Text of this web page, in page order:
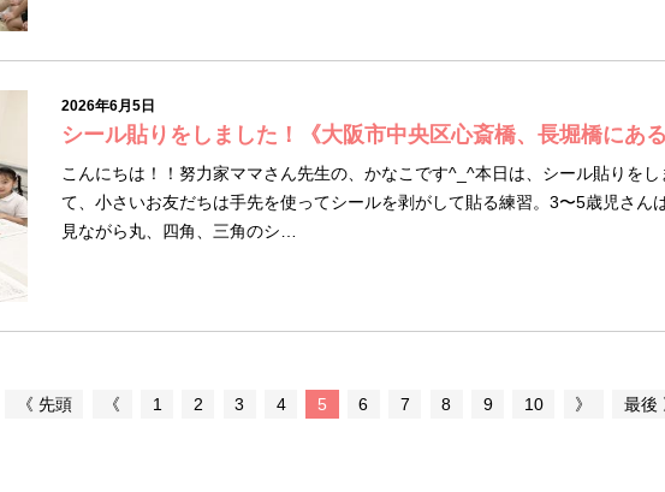
2026年6月5日
シール貼りをしました！《大阪市中央区心斎橋、長堀橋にあ
こんにちは！！努力家ママさん先生の、かなこです^_^本日は、シール貼りを
て、小さいお友だちは手先を使ってシールを剥がして貼る練習。3〜5歳児さん
見ながら丸、四角、三角のシ…
《 先頭 《 1 2 3 4 5 6 7 8 9 10 》 最後